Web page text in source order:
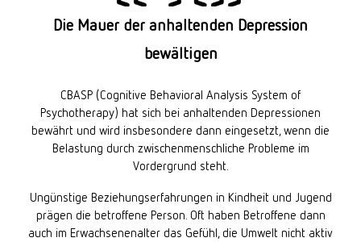
Die Mauer der anhaltenden Depression
bewältigen
CBASP (Cognitive Behavioral Analysis System of
Psychotherapy) hat sich bei anhaltenden Depressionen
bewährt und wird insbesondere dann eingesetzt, wenn die
Belastung durch zwischenmenschliche Probleme im
Vordergrund steht.
Ungünstige Beziehungserfahrungen in Kindheit und Jugend
prägen die betroffene Person. Oft haben Betroffene dann
auch im Erwachsenenalter das Gefühl, die Umwelt nicht aktiv